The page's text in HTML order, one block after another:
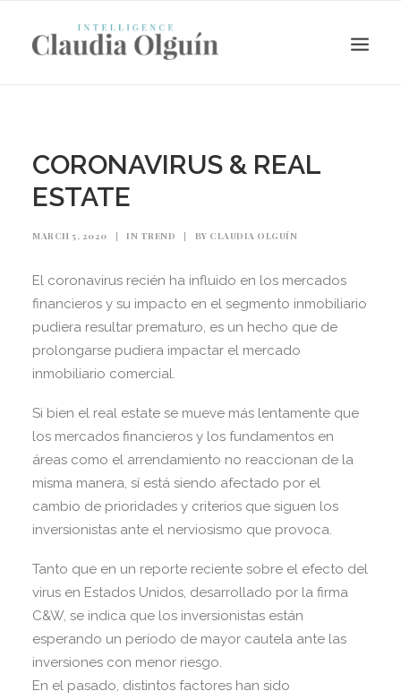
Search
CORONAVIRUS & REAL
ESTATE
MARCH 5, 2020 | IN TREND | BY CLAUDIA OLGUÍN
El coronavirus recién ha influido en los mercados
financieros y su impacto en el segmento inmobiliario
pudiera resultar prematuro, es un hecho que de
prolongarse pudiera impactar el mercado
inmobiliario comercial.
Si bien el real estate se mueve más lentamente que
los mercados financieros y los fundamentos en
áreas como el arrendamiento no reaccionan de la
misma manera, sí está siendo afectado por el
cambio de prioridades y criterios que siguen los
inversionistas ante el nerviosismo que provoca.
Tanto que en un reporte reciente sobre el efecto del
virus en Estados Unidos, desarrollado por la firma
C&W, se indica que los inversionistas están
esperando un período de mayor cautela ante las
inversiones con menor riesgo.
En el pasado, distintos factores han sido